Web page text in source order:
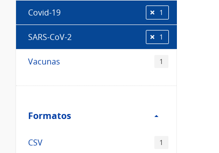
Covid-19 1
SARS-CoV-2 1
Vacunas 1
Formatos
Formatos
CSV 1